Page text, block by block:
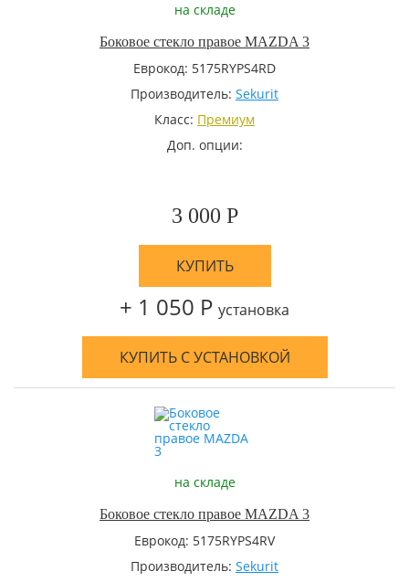
на складе
Боковое стекло правое MAZDA 3
Еврокод: 5175RYPS4RD
Производитель: Sekurit
Класс: Премиум
Доп. опции:
3 000 Р
КУПИТЬ
+ 1 050 Р установка
КУПИТЬ С УСТАНОВКОЙ
на складе
Боковое стекло правое MAZDA 3
Еврокод: 5175RYPS4RV
Производитель: Sekurit